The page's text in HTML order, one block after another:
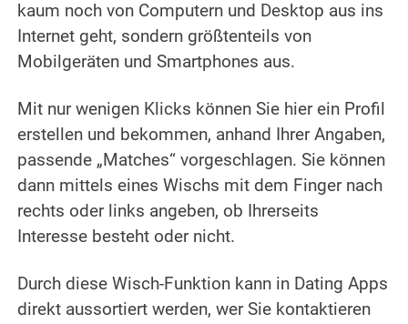
kaum noch von Computern und Desktop aus ins
Internet geht, sondern größtenteils von
Mobilgeräten und Smartphones aus.
Mit nur wenigen Klicks können Sie hier ein Profil
erstellen und bekommen, anhand Ihrer Angaben,
passende „Matches“ vorgeschlagen. Sie können
dann mittels eines Wischs mit dem Finger nach
rechts oder links angeben, ob Ihrerseits
Interesse besteht oder nicht.
Durch diese Wisch-Funktion kann in Dating Apps
direkt aussortiert werden, wer Sie kontaktieren